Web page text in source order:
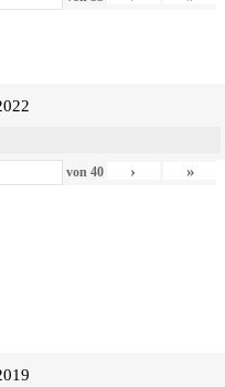
von 40 › »